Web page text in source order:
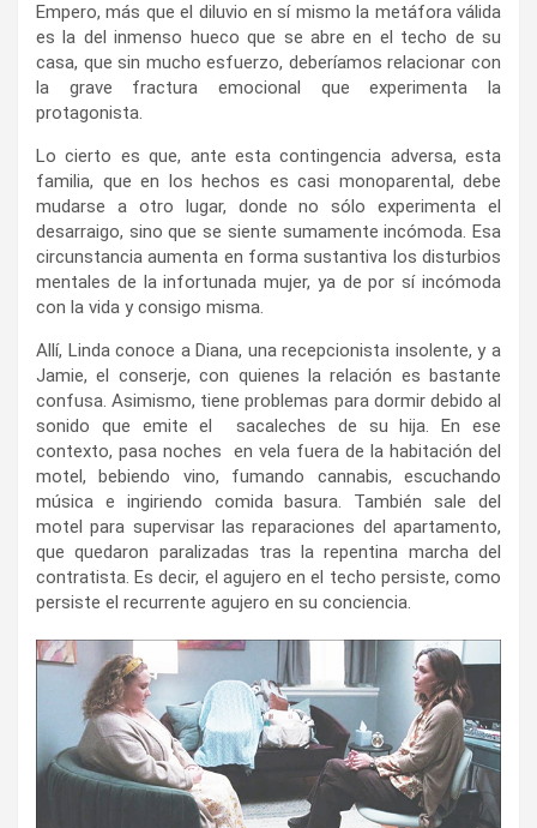
Empero, más que el diluvio en sí mismo la metáfora válida
es la del inmenso hueco que se abre en el techo de su
casa, que sin mucho esfuerzo, deberíamos relacionar con
la grave fractura emocional que experimenta la
protagonista.
Lo cierto es que, ante esta contingencia adversa, esta
familia, que en los hechos es casi monoparental, debe
mudarse a otro lugar, donde no sólo experimenta el
desarraigo, sino que se siente sumamente incómoda. Esa
circunstancia aumenta en forma sustantiva los disturbios
mentales de la infortunada mujer, ya de por sí incómoda
con la vida y consigo misma.
Allí, Linda conoce a Diana, una recepcionista insolente, y a
Jamie, el conserje, con quienes la relación es bastante
confusa. Asimismo, tiene problemas para dormir debido al
sonido que emite el sacaleches de su hija. En ese
contexto, pasa noches en vela fuera de la habitación del
motel, bebiendo vino, fumando cannabis, escuchando
música e ingiriendo comida basura. También sale del
motel para supervisar las reparaciones del apartamento,
que quedaron paralizadas tras la repentina marcha del
contratista. Es decir, el agujero en el techo persiste, como
persiste el recurrente agujero en su conciencia.